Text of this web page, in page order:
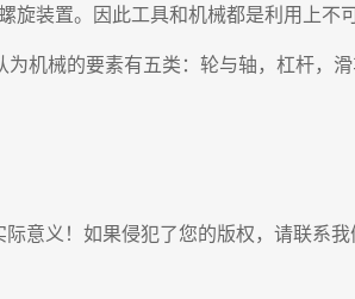
装置。因此工具和机械都是利用上不
为机械的要素有五类：轮与轴，杠杆
意义！如果侵犯了您的版权，请联系我